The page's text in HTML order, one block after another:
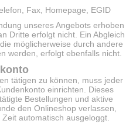
Fax, Homepage, EGID
unseres Angebots erhoben
Dritte erfolgt nicht. Ein Abgleich
möglicherweise durch andere
werden, erfolgt ebenfalls nicht.
tätigen zu können, muss jeder
einrichten. Dieses
Bestellungen und aktive
den Onlineshop verlassen,
automatisch ausgeloggt.